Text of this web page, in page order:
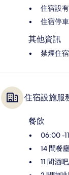
住宿設
住宿停
其他資訊
禁煙住宿
住宿設施服
餐飲
06:00 -
14 間餐
11 間酒